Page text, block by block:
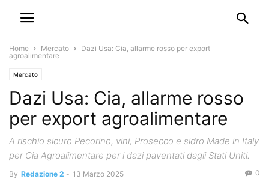
Home Mercato
Dazi Usa: Cia, allarme rosso per export
agroalimentare
Mercato
Dazi Usa: Cia, allarme rosso
per export agroalimentare
A rischio sicuro Pecorino, vini, Prosecco e sidro Made in Italy
per Cia Agroalimentare per i dazi paventati dagli Stati Uniti.
By Redazione 2 - 13 Marzo 2025 0